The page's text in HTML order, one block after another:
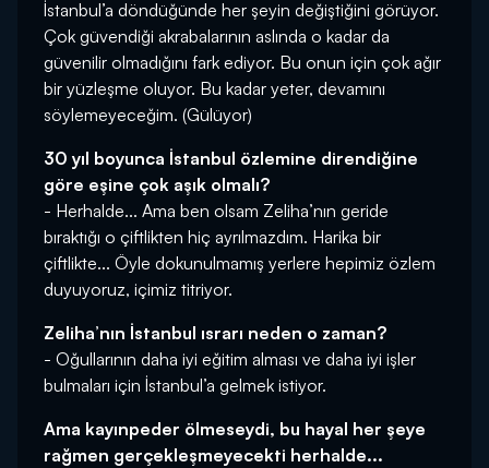
İstanbul’a döndüğünde her şeyin değiştiğini görüyor.
Çok güvendiği akrabalarının aslında o kadar da
güvenilir olmadığını fark ediyor. Bu onun için çok ağır
bir yüzleşme oluyor. Bu kadar yeter, devamını
söylemeyeceğim. (Gülüyor)
30 yıl boyunca İstanbul özlemine direndiğine
göre eşine çok aşık olmalı?
- Herhalde... Ama ben olsam Zeliha’nın geride
bıraktığı o çiftlikten hiç ayrılmazdım. Harika bir
çiftlikte... Öyle dokunulmamış yerlere hepimiz özlem
duyuyoruz, içimiz titriyor.
Zeliha’nın İstanbul ısrarı neden o zaman?
- Oğullarının daha iyi eğitim alması ve daha iyi işler
bulmaları için İstanbul’a gelmek istiyor.
Ama kayınpeder ölmeseydi, bu hayal her şeye
rağmen gerçekleşmeyecekti herhalde...